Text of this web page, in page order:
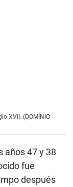
XVII. (DOMÍNIO
años 47 y 38
fue
después